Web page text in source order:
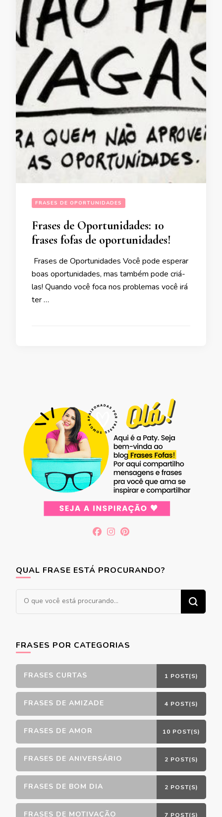
FRASES DE OPORTUNIDADES
Frases de Oportunidades: 10
frases fofas de oportunidades!
Frases de Oportunidades Você pode esperar
boas oportunidades, mas também pode criá-
las! Quando você foca nos problemas você irá
ter …
QUAL FRASE ESTÁ PROCURANDO?
Procurando
algo?
FRASES POR CATEGORIAS
FRASES CURTAS 1 POST(S)
FRASES DE AMIZADE 4 POST(S)
FRASES DE AMOR 10 POST(S)
FRASES DE ANIVERSÁRIO 2 POST(S)
FRASES DE BOM DIA 2 POST(S)
FRASES DE MOTIVAÇÃO 7 POST(S)